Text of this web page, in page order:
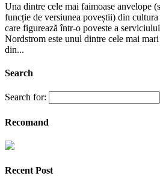
Una dintre cele mai faimoase anvelope
funcție de versiunea poveștii) din cultura
care figurează într-o poveste a
Nordstrom este unul dintre cele mai
din...
Search
Search for:
Recomand
Recent Post